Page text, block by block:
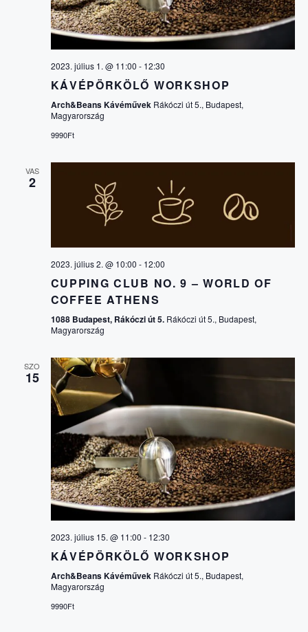
2023. július 1. @ 11:00 - 12:30
KÁVÉPÖRKÖLŐ WORKSHOP
Arch&Beans Kávéművek Rákóczi út 5., Budapest,
Magyarország
9990Ft
VAS
2
2023. július 2. @ 10:00 - 12:00
CUPPING CLUB NO. 9 – WORLD OF
COFFEE ATHENS
1088 Budapest, Rákóczi út 5. Rákóczi út 5., Budapest,
Magyarország
SZO
15
2023. július 15. @ 11:00 - 12:30
KÁVÉPÖRKÖLŐ WORKSHOP
Arch&Beans Kávéművek Rákóczi út 5., Budapest,
Magyarország
9990Ft